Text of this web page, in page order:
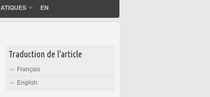
EN
Traduction de l'article
Français
English